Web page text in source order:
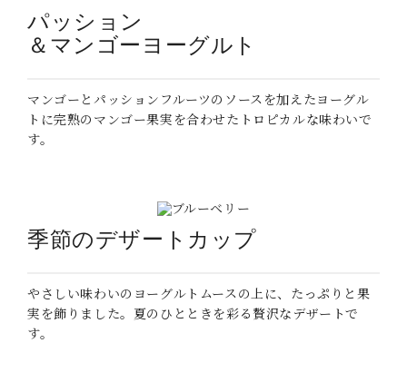
パッション
＆マンゴーヨーグルト
マンゴーとパッションフルーツのソースを加えたヨーグル
トに完熟のマンゴー果実を合わせたトロピカルな味わいで
す。
季節のデザートカップ
やさしい味わいのヨーグルトムースの上に、たっぷりと果
実を飾りました。夏のひとときを彩る贅沢なデザートで
す。